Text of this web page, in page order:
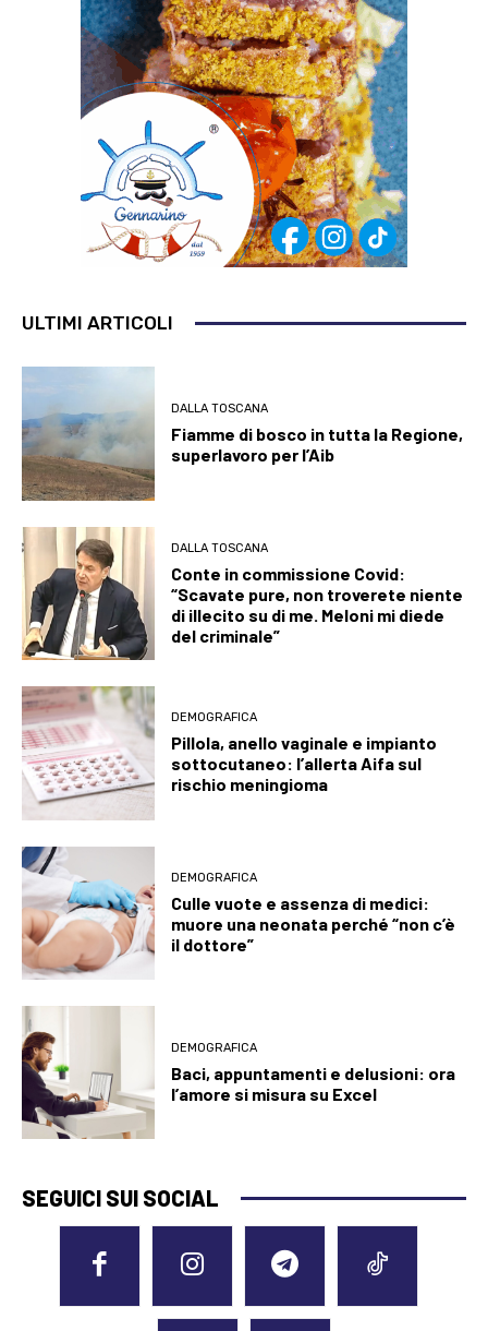
ULTIMI ARTICOLI
DALLA TOSCANA
Fiamme di bosco in tutta la Regione,
superlavoro per l’Aib
DALLA TOSCANA
Conte in commissione Covid:
“Scavate pure, non troverete niente
di illecito su di me. Meloni mi diede
del criminale”
DEMOGRAFICA
Pillola, anello vaginale e impianto
sottocutaneo: l’allerta Aifa sul
rischio meningioma
DEMOGRAFICA
Culle vuote e assenza di medici:
muore una neonata perché “non c’è
il dottore”
DEMOGRAFICA
Baci, appuntamenti e delusioni: ora
l’amore si misura su Excel
SEGUICI SUI SOCIAL